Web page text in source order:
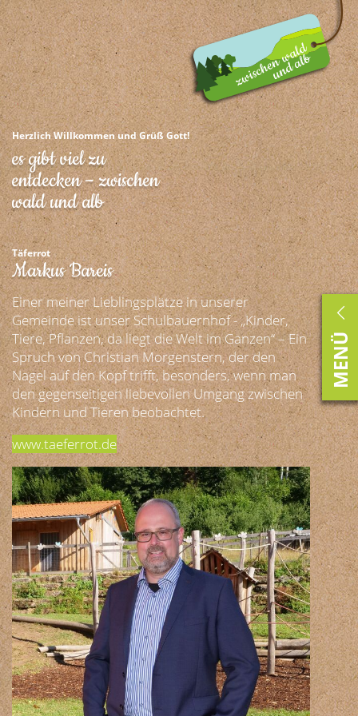
MENÜ
Herzlich Willkommen und Grüß Gott!
es gibt viel zu
entdecken – zwischen
wald und alb
Täferrot
Markus Bareis
Einer meiner Lieblingsplätze in unserer
Gemeinde ist unser Schulbauernhof - „Kinder,
Tiere, Pflanzen, da liegt die Welt im Ganzen“ – Ein
Spruch von Christian Morgenstern, der den
Nagel auf den Kopf trifft, besonders, wenn man
den gegenseitigen liebevollen Umgang zwischen
Kindern und Tieren beobachtet.
www.taeferrot.de